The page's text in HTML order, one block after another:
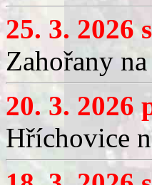
25. 3. 2026
Zahořany
20. 3. 2026
Hříchovice